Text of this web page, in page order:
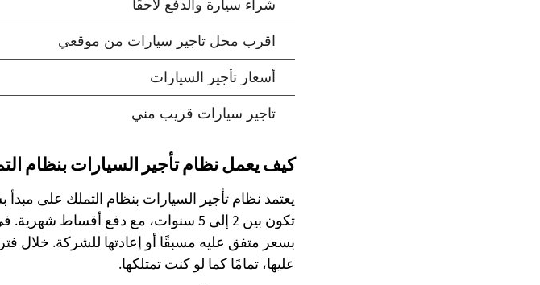
كيف يعمل نظام تأجير السيارات بنظام
يعتمد نظام تأجير السيارات بنظام التملك على
تكون بين 2 إلى 5 سنوات، مع دفع أقساط
بسعر متفق عليه مسبقًا أو إعادتها للشركة. خلال
عليها، تمامًا كما لو كنت تمتلكها.